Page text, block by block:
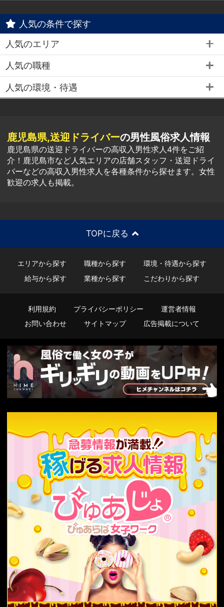
人気の条件で探す
人気のエリア
人気の職種
人気の環境・待遇
鹿児島県,送迎ドライバーの男性風俗求人情報
鹿児島県の送迎ドライバーの高収入男性求人4件をご紹
介！鹿児島市など人気エリアの店舗スタッフ・送迎ドライ
バーなどの高収入男性求人を各種条件から探せます。女性
歓迎の求人も掲載。
TOPに戻る
エリアから探す 職種から探す
環境・待遇から探す
給与から探す
業種から探す こだわりから探す
利用規約 プライバシーポリシー
運営者情報
お問い合わせ
サイトマップ 広告掲載について